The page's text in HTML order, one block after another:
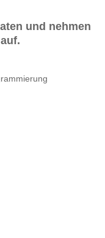
und nehmen